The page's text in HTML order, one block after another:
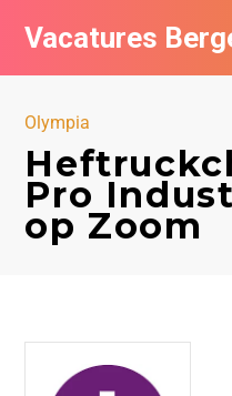
Vacatures
Olympia
Pro
op Zoom
Vacatures per bedrijf
De populairste vacatures
Zoom